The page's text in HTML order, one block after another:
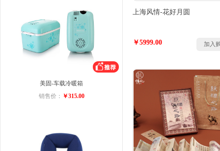
美固-车载冷暖箱
销售价： ￥315.00
上海风情-花好月圆
￥5999.00 加入